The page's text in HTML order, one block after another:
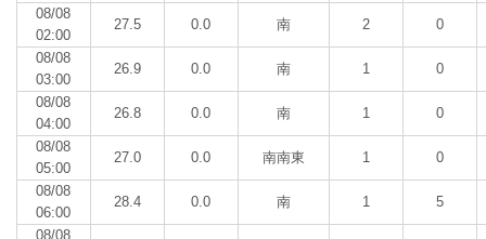
08/08
02:00
27.5 0.0 南 2 0
08/08
03:00
26.9 0.0 南 1 0
08/08
04:00
26.8 0.0 南 1 0
08/08
05:00
27.0 0.0 南南東 1 0
08/08
06:00
28.4 0.0 南 1 5
08/08